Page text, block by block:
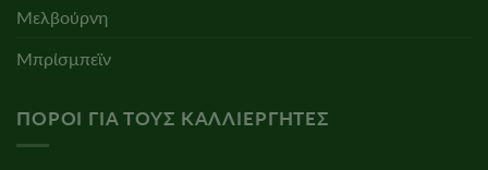
Μελβούρνη
Μπρίσμπεϊν
ΠΌΡΟΙ ΓΙΑ ΤΟΥΣ ΚΑΛΛΙΕΡΓΗΤΈΣ